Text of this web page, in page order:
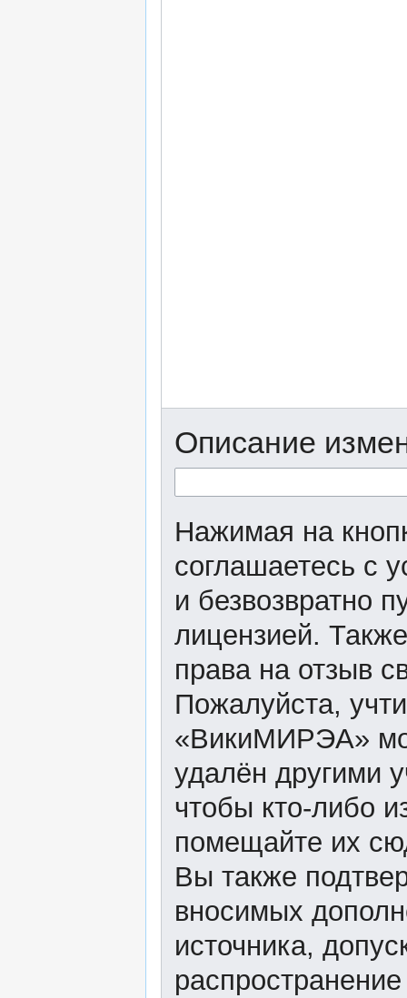
Описание
Нажимая на
соглашаетесь с
и безвозвратно
лицензией.
права на отзыв
Пожалуйста,
«ВикиМИРЭА»
удалён другими
чтобы кто-либо
помещайте их
Вы также
вносимых
источника,